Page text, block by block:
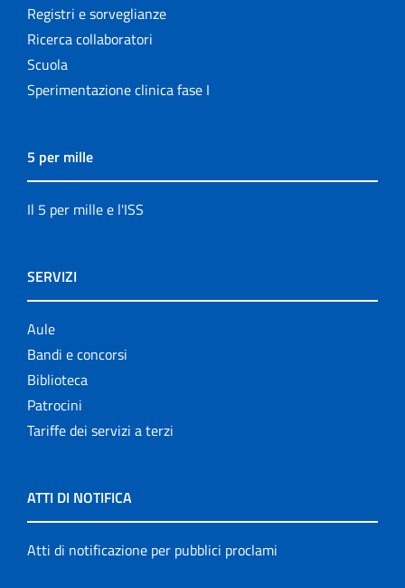
Registri e sorveglianze
Ricerca collaboratori
Scuola
Sperimentazione clinica fase I
5 per mille
Il 5 per mille e l'ISS
SERVIZI
Aule
Bandi e concorsi
Biblioteca
Patrocini
Tariffe dei servizi a terzi
ATTI DI NOTIFICA
Atti di notificazione per pubblici proclami